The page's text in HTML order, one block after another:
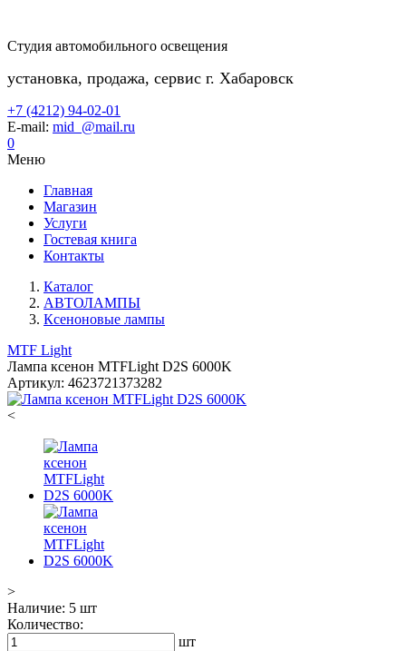
Студия автомобильного освещения
установка, продажа, сервис г. Хабаровск
+7 (4212) 94-02-01
E-mail: mid_@mail.ru
0
Меню
Главная
Магазин
Услуги
Гостевая книга
Контакты
Каталог
АВТОЛАМПЫ
Ксеноновые лампы
MTF Light
Лампа ксенон MTFLight D2S 6000K
Артикул: 4623721373282
<
>
Наличие: 5 шт
Количество:
шт